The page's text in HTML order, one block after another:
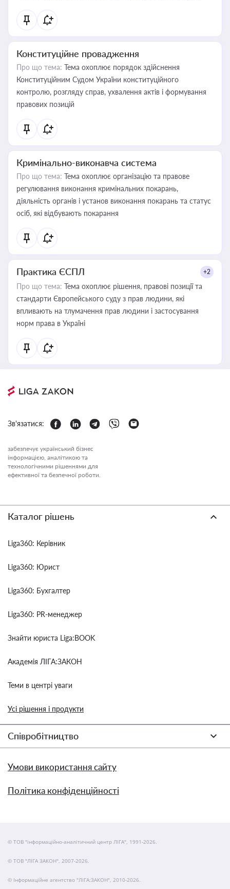
Конституційне провадження
Про що тема: Тема охоплює порядок здійснення
Конституційним Судом України конституційного
контролю, розгляду справ, ухвалення актів і формування
правових позицій
Кримінально-виконавча система
Про що тема: Тема охоплює організацію та правове
регулювання виконання кримінальних покарань,
діяльність органів і установ виконання покарань та статус
осіб, які відбувають покарання
Практика ЄСПЛ +2
Про що тема: Тема охоплює рішення, правові позиції та
стандарти Європейського суду з прав людини, які
впливають на тлумачення прав людини і застосування
норм права в Україні
Зв'язатися:
забезпечує український бізнес
інформацією, аналітикою та
технологічними рішеннями для
ефективної та безпечної роботи.
Каталог рішень
Liga360: Керівник
Liga360: Юрист
Liga360: Бухгалтер
Liga360: PR-менеджер
Знайти юриста Liga:BOOK
Академія ЛІГА:ЗАКОН
Теми в центрі уваги
Усі рішення і продукти
Співробітництво
Умови використання сайту
Політика конфіденційності
© ТОВ "інформаційно-аналітичний центр ЛІГА", 1991-2026.
© ТОВ "ЛІГА ЗАКОН", 2007-2026.
© Інформаційне агентство "ЛІГА:ЗАКОН", 2010-2026.